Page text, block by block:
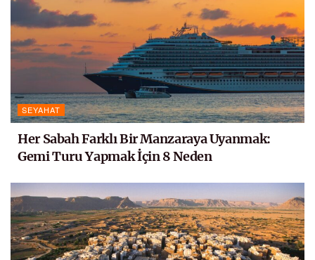
SEYAHAT
Her Sabah Farklı Bir Manzaraya Uyanmak:
Gemi Turu Yapmak İçin 8 Neden